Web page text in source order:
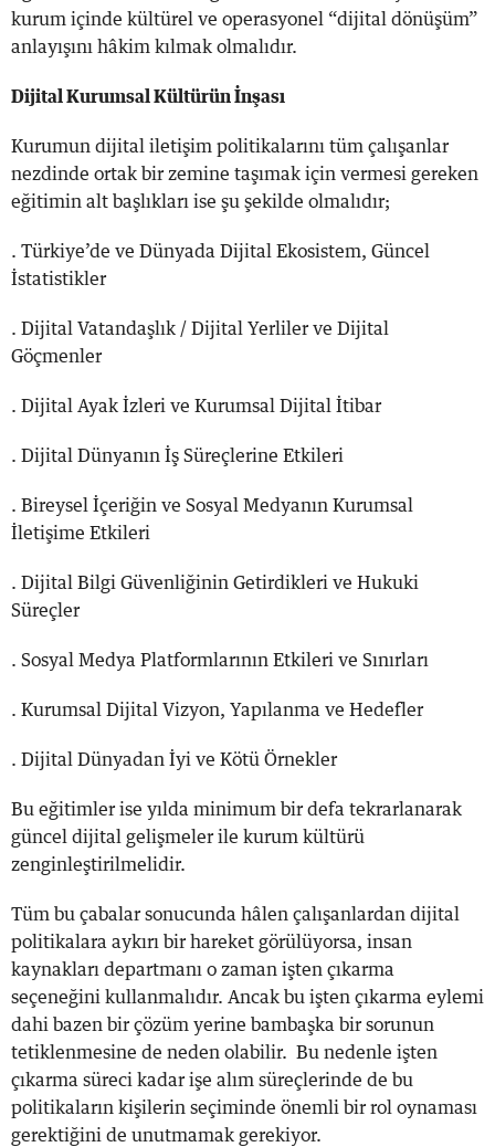
kurum içinde kültürel ve operasyonel “dijital dönüşüm”
anlayışını hâkim kılmak olmalıdır.
Dijital Kurumsal Kültürün İnşası
Kurumun dijital iletişim politikalarını tüm çalışanlar
nezdinde ortak bir zemine taşımak için vermesi gereken
eğitimin alt başlıkları ise şu şekilde olmalıdır;
. Türkiye’de ve Dünyada Dijital Ekosistem, Güncel
İstatistikler
. Dijital Vatandaşlık / Dijital Yerliler ve Dijital
Göçmenler
. Dijital Ayak İzleri ve Kurumsal Dijital İtibar
. Dijital Dünyanın İş Süreçlerine Etkileri
. Bireysel İçeriğin ve Sosyal Medyanın Kurumsal
İletişime Etkileri
. Dijital Bilgi Güvenliğinin Getirdikleri ve Hukuki
Süreçler
. Sosyal Medya Platformlarının Etkileri ve Sınırları
. Kurumsal Dijital Vizyon, Yapılanma ve Hedefler
. Dijital Dünyadan İyi ve Kötü Örnekler
Bu eğitimler ise yılda minimum bir defa tekrarlanarak
güncel dijital gelişmeler ile kurum kültürü
zenginleştirilmelidir.
Tüm bu çabalar sonucunda hâlen çalışanlardan dijital
politikalara aykırı bir hareket görülüyorsa, insan
kaynakları departmanı o zaman işten çıkarma
seçeneğini kullanmalıdır. Ancak bu işten çıkarma eylemi
dahi bazen bir çözüm yerine bambaşka bir sorunun
tetiklenmesine de neden olabilir. Bu nedenle işten
çıkarma süreci kadar işe alım süreçlerinde de bu
politikaların kişilerin seçiminde önemli bir rol oynaması
gerektiğini de unutmamak gerekiyor.